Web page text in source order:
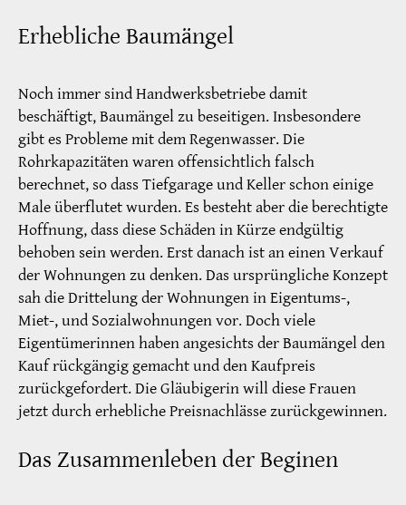
Erhebliche Baumängel
Noch immer sind Handwerksbetriebe damit
beschäftigt, Baumängel zu beseitigen. Insbesondere
gibt es Probleme mit dem Regenwasser. Die
Rohrkapazitäten waren offensichtlich falsch
berechnet, so dass Tiefgarage und Keller schon einige
Male überflutet wurden. Es besteht aber die berechtigte
Hoffnung, dass diese Schäden in Kürze endgültig
behoben sein werden. Erst danach ist an einen Verkauf
der Wohnungen zu denken. Das ursprüngliche Konzept
sah die Drittelung der Wohnungen in Eigentums-,
Miet-, und Sozialwohnungen vor. Doch viele
Eigentümerinnen haben angesichts der Baumängel den
Kauf rückgängig gemacht und den Kaufpreis
zurückgefordert. Die Gläubigerin will diese Frauen
jetzt durch erhebliche Preisnachlässe zurückgewinnen.
Das Zusammenleben der Beginen